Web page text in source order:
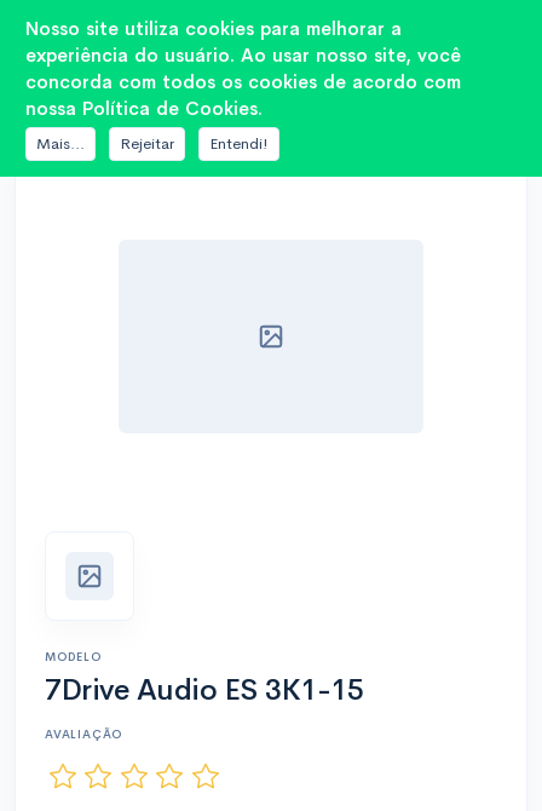
BANCO DE DADOS 7DRIVE AUDIO
MODELO
7Drive Audio ES 3K1-15
AVALIAÇÃO
Nosso site utiliza cookies para melhorar a
experiência do usuário. Ao usar nosso site, você
concorda com todos os cookies de acordo com
nossa Política de Cookies.
Mais... Rejeitar Entendi!